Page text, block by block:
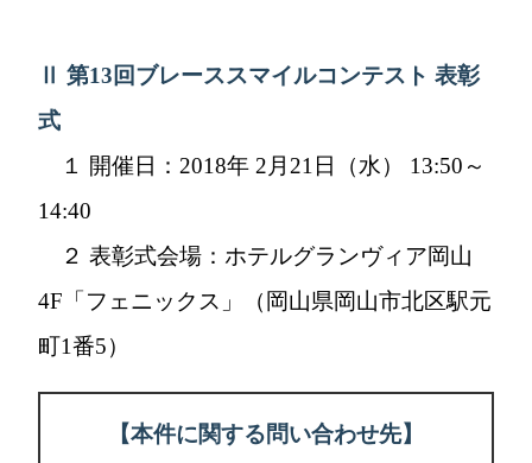
Ⅱ 第13回ブレーススマイルコンテスト 表彰
式
１ 開催日：2018年 2月21日（水） 13:50～
14:40
２ 表彰式会場：ホテルグランヴィア岡山
4F「フェニックス」（岡山県岡山市北区駅元
町1番5）
【本件に関する問い合わせ先】